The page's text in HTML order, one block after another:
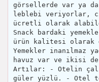
görsellerde var ya
leblebi veriyorlar,
ücretli olarak
Snack bardaki
ürün kalitesi olarak
Yemekler inanılmaz
havuz var ve ikisi
Artılar: - Otelin
güler yüzlü. - Otel